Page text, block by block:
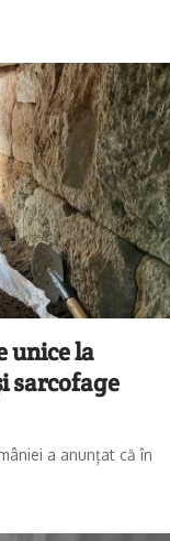
unice la
sarcofage
a anunțat că în